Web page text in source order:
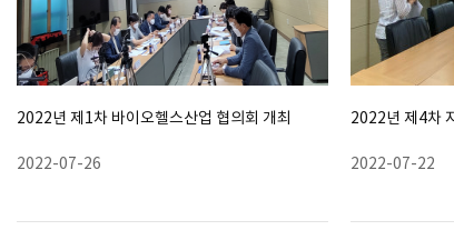
2022년 제1차 바이오헬스산업 협의회 개최
2022-07-26
2022년 제4차
2022-07-22